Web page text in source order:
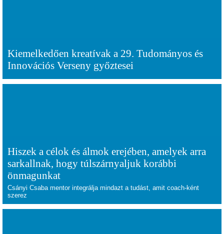
Kiemelkedően kreatívak a 29. Tudományos és
Innovációs Verseny győztesei
Hiszek a célok és álmok erejében, amelyek arra
sarkallnak, hogy túlszárnyaljuk korábbi
önmagunkat
Csányi Csaba mentor integrálja mindazt a tudást, amit coach-ként
szerez